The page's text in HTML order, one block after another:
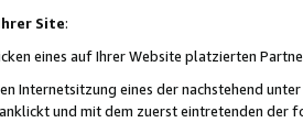
Site:
eines auf Ihrer Website platzierten
Internetsitzung eines der nachstehend
und mit dem zuerst eintretenden der